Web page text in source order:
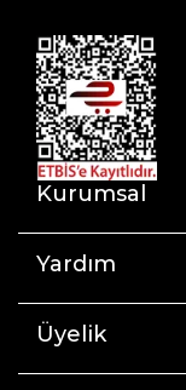
Kurumsal
Yardım
Üyelik